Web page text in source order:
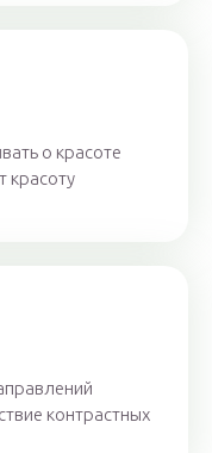
о красоте
красоту
контрастных